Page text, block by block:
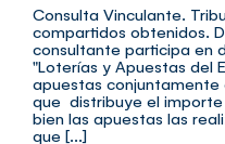
Consulta Vinculante.
compartidos obtenidos.
consultante participa en
"Loterías y Apuestas del
apuestas conjuntamente
que distribuye el
bien las apuestas las
que [...]